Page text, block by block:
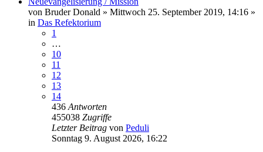
von Bruder Donald » Mittwoch 25. September 2019, 14:16 »
in Das Refektorium
1
…
10
11
12
13
14
436 Antworten
455038 Zugriffe
Letzter Beitrag von Peduli
Sonntag 9. August 2026, 16:22